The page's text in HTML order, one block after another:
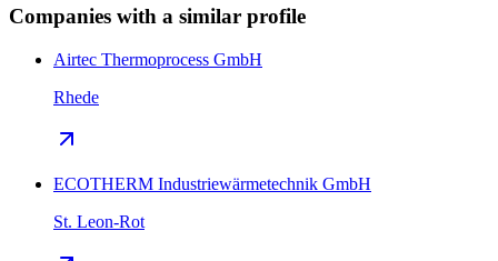
Companies with a similar profile
Airtec Thermoprocess GmbH
Rhede
ECOTHERM Industriewärmetechnik GmbH
St. Leon-Rot